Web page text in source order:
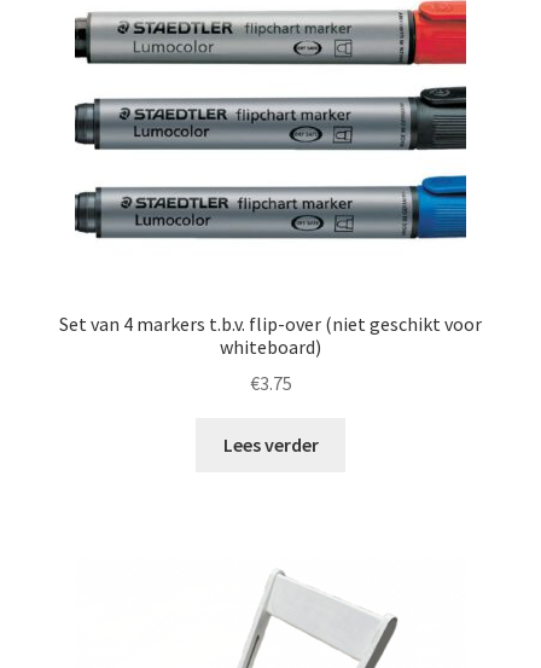
Set van 4 markers t.b.v. flip-over (niet geschikt voor
whiteboard)
€3.75
Lees verder